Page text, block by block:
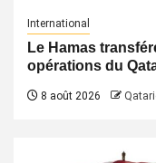
International
Le Hamas
opérations du
8 août 2026